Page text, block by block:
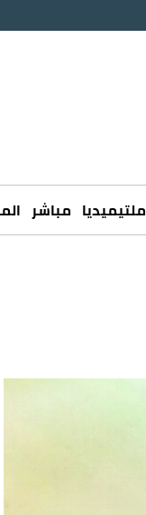
ملتيميديا مباشر